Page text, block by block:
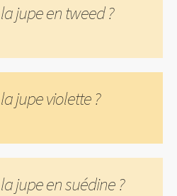
la jupe en tweed ?
la jupe violette ?
la jupe en suédine ?